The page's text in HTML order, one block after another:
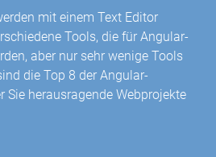
mit einem Text Editor
Tools, die für Angular-
aber nur sehr wenige Tools
die Top 8 der Angular-
Sie herausragende Webprojekte